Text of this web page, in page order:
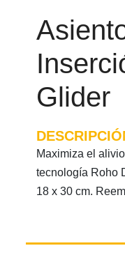
Glider
Maximiza el
tecnología Roho
18 x 30 cm.